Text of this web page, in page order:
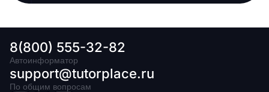
8(800) 555-32-82
Автоинформатор
support@tutorplace.ru
По общим вопросам